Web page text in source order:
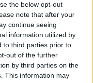
the below opt-out
note that after your
continue seeing
information utilized by
to third parties prior to
out of the further
by third parties on the
This information may
23.09.24 14:46:18
za padika
ručně a stál
Sovětského svazu |